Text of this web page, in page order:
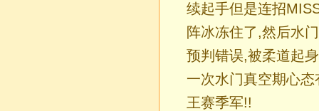
续起手但是连招
阵冰冻住了,然后水
预判错误,被柔道起
一次水门真空期心
王赛季军!!